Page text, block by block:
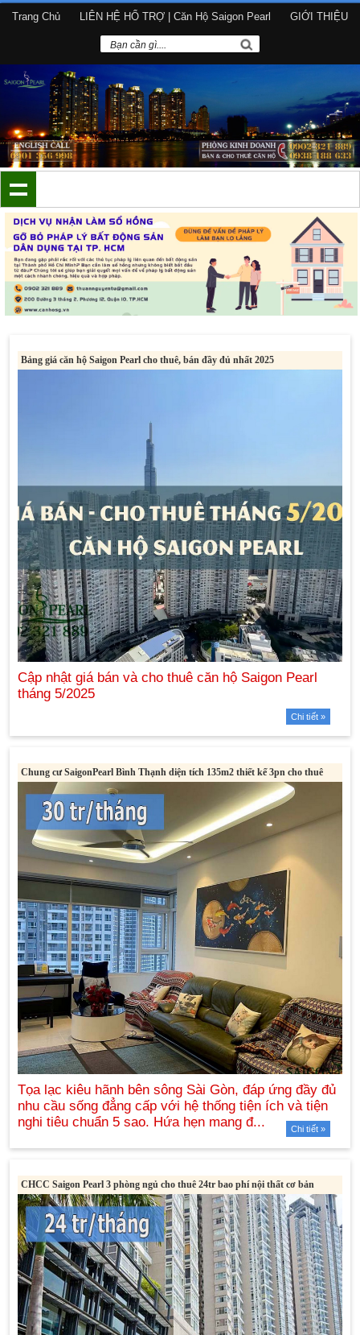
Trang Chủ LIÊN HỆ HỔ TRỢ | Căn Hộ Saigon Pearl GIỚI THIỆU
Bảng giá căn hộ Saigon Pearl cho thuê, bán đầy đủ nhất 2025
Chi tiết »
Chung cư SaigonPearl Bình Thạnh diện tích 135m2 thiết kế 3pn cho thuê
Chi tiết »
CHCC Saigon Pearl 3 phòng ngủ cho thuê 24tr bao phí nội thất cơ bản